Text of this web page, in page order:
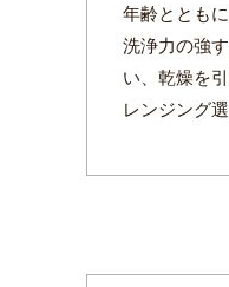
年齢ととも
洗浄力の強
い、乾燥を
レンジング